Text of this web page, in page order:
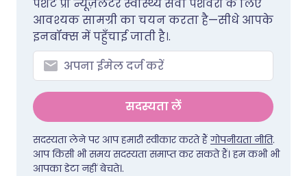
पेशेंट प्रो न्यूज़लेटर स्वास्थ्य सेवा पेशेवरों के लिए
आवश्यक सामग्री का चयन करता है—सीधे आपके
इनबॉक्स में पहुँचाई जाती है।.
सदस्यता लें
सदस्यता लेने पर आप हमारी स्वीकार करते हैंगोपनीयता नीति.
आप किसी भी समय सदस्यता समाप्त कर सकते हैं। हम कभी भी
आपका डेटा नहीं बेचते।.